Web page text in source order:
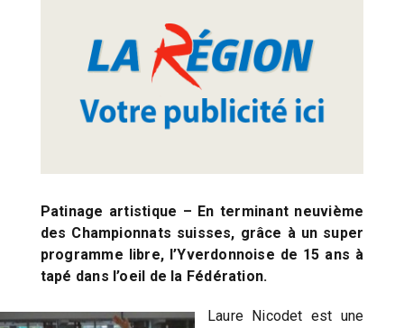
Patinage artistique – En terminant neuvième
des Championnats suisses, grâce à un super
programme libre, l’Yverdonnoise de 15 ans à
tapé dans l’oeil de la Fédération.
Laure Nicodet est une